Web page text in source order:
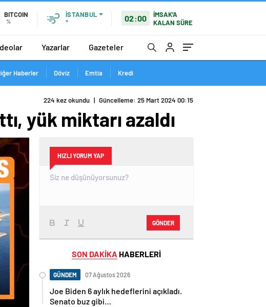
BITCOIN
%
İSTANBUL
°
02:00
İMSAK'A
KALAN SÜRE
Yazarlar Gazeteler
Haberler Döviz Emtia Kredi
yük miktarı azaldı
HIZLI YORUM YAP
GÖNDER
SON DAKİKA HABERLERİ
GÜNDEM 07 Ağustos 2026
Joe Biden 6 aylık hedeflerini açıkladı.
Senato buz gibi…